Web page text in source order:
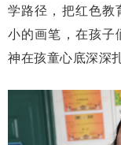
学路径，把红色教
小的画笔，在孩子
神在孩童心底深深